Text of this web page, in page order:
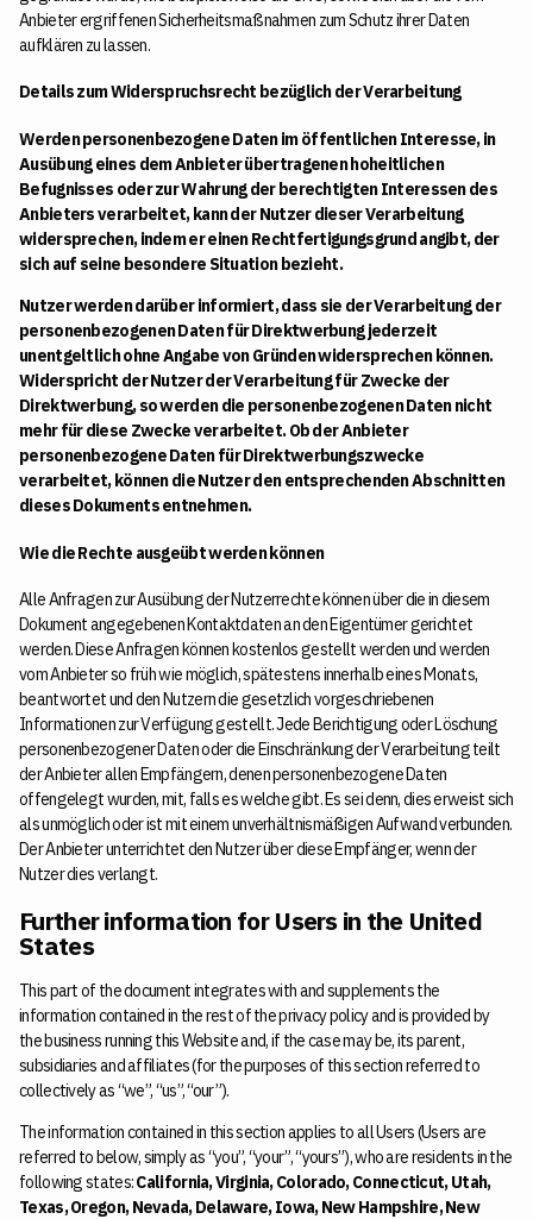
Anbieter ergriffenen Sicherheitsmaßnahmen zum Schutz ihrer Daten
aufklären zu lassen.
Details zum Widerspruchsrecht bezüglich der Verarbeitung
Werden personenbezogene Daten im öffentlichen Interesse, in
Ausübung eines dem Anbieter übertragenen hoheitlichen
Befugnisses oder zur Wahrung der berechtigten Interessen des
Anbieters verarbeitet, kann der Nutzer dieser Verarbeitung
widersprechen, indem er einen Rechtfertigungsgrund angibt, der
sich auf seine besondere Situation bezieht.
Nutzer werden darüber informiert, dass sie der Verarbeitung der
personenbezogenen Daten für Direktwerbung jederzeit
unentgeltlich ohne Angabe von Gründen widersprechen können.
Widerspricht der Nutzer der Verarbeitung für Zwecke der
Direktwerbung, so werden die personenbezogenen Daten nicht
mehr für diese Zwecke verarbeitet. Ob der Anbieter
personenbezogene Daten für Direktwerbungszwecke
verarbeitet, können die Nutzer den entsprechenden Abschnitten
dieses Dokuments entnehmen.
Wie die Rechte ausgeübt werden können
Alle Anfragen zur Ausübung der Nutzerrechte können über die in diesem
Dokument angegebenen Kontaktdaten an den Eigentümer gerichtet
werden. Diese Anfragen können kostenlos gestellt werden und werden
vom Anbieter so früh wie möglich, spätestens innerhalb eines Monats,
beantwortet und den Nutzern die gesetzlich vorgeschriebenen
Informationen zur Verfügung gestellt. Jede Berichtigung oder Löschung
personenbezogener Daten oder die Einschränkung der Verarbeitung teilt
der Anbieter allen Empfängern, denen personenbezogene Daten
offengelegt wurden, mit, falls es welche gibt. Es sei denn, dies erweist sich
als unmöglich oder ist mit einem unverhältnismäßigen Aufwand verbunden.
Der Anbieter unterrichtet den Nutzer über diese Empfänger, wenn der
Nutzer dies verlangt.
Further information for Users in the United
States
This part of the document integrates with and supplements the
information contained in the rest of the privacy policy and is provided by
the business running this Website and, if the case may be, its parent,
subsidiaries and affiliates (for the purposes of this section referred to
collectively as “we”, “us”, “our”).
The information contained in this section applies to all Users (Users are
referred to below, simply as “you”, “your”, “yours”), who are residents in the
following states:California, Virginia, Colorado, Connecticut, Utah,
Texas, Oregon, Nevada, Delaware, Iowa, New Hampshire, New